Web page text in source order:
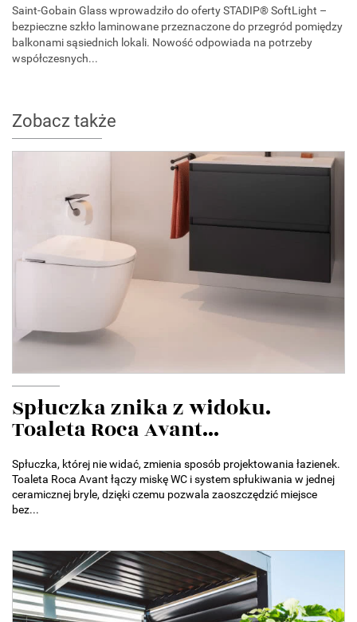
Saint-Gobain Glass wprowadziło do oferty STADIP® SoftLight –
bezpieczne szkło laminowane przeznaczone do przegród pomiędzy
balkonami sąsiednich lokali. Nowość odpowiada na potrzeby
współczesnych...
Zobacz także
Spłuczka znika z widoku.
Toaleta Roca Avant...
Spłuczka, której nie widać, zmienia sposób projektowania łazienek.
Toaleta Roca Avant łączy miskę WC i system spłukiwania w jednej
ceramicznej bryle, dzięki czemu pozwala zaoszczędzić miejsce
bez...